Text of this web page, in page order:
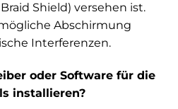
Shield) versehen ist.
Abschirmung
Interferenzen.
oder Software für die
installieren?